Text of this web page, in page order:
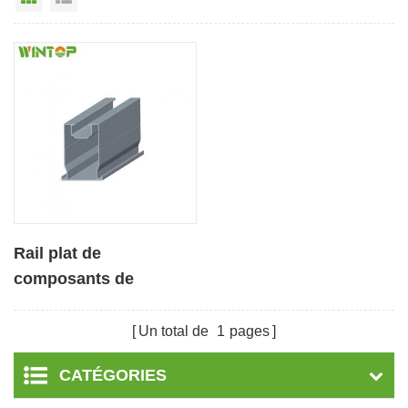
Rail plat de
composants de
aluminium sur mesure
Un total de 1 pages
CATÉGORIES